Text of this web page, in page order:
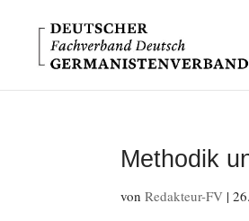
Methodik
vonRedakteur-FV |